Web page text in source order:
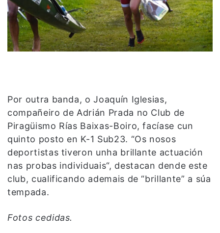
Por outra banda, o Joaquín Iglesias,
compañeiro de Adrián Prada no Club de
Piragüismo Rías Baixas-Boiro, facíase cun
quinto posto en K-1 Sub23. “Os nosos
deportistas tiveron unha brillante actuación
nas probas individuais“, destacan dende este
club, cualificando ademais de “brillante” a súa
tempada.
Fotos cedidas.